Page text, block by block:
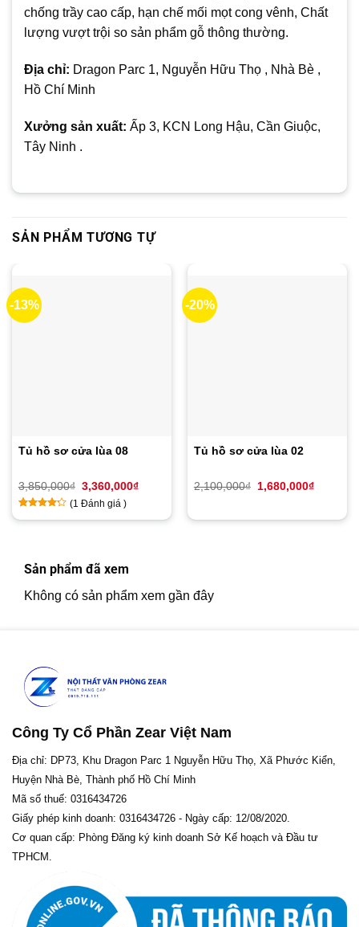
chống trầy cao cấp, hạn chế mối mọt cong vênh, Chất
lượng vượt trội so sản phẩm gỗ thông thường.
Địa chỉ: Dragon Parc 1, Nguyễn Hữu Thọ , Nhà Bè ,
Hồ Chí Minh
Xưởng sản xuất: Ấp 3, KCN Long Hậu, Cần Giuộc,
Tây Ninh .
SẢN PHẨM TƯƠNG TỰ
-13%
Tủ hồ sơ cửa lùa 08
3,850,000₫ Giá
gốc
là:
3,360,000₫Giá
4trên
1
đánh
giá
(1 Đánh giá )
-20%
Tủ hồ sơ cửa lùa 02
2,100,000₫
Giá
gốc
1,680,000₫Giá
Sản phẩm đã xem
Không có sản phẩm xem gần đây
Công Ty Cổ Phần Zear Việt Nam
Địa chỉ: DP73, Khu Dragon Parc 1 Nguyễn Hữu Thọ, Xã Phước Kiển,
Huyện Nhà Bè, Thành phố Hồ Chí Minh
Mã số thuế: 0316434726
Giấy phép kinh doanh: 0316434726 - Ngày cấp: 12/08/2020.
Cơ quan cấp: Phòng Đăng ký kinh doanh Sở Kế hoạch và Đầu tư
TPHCM.